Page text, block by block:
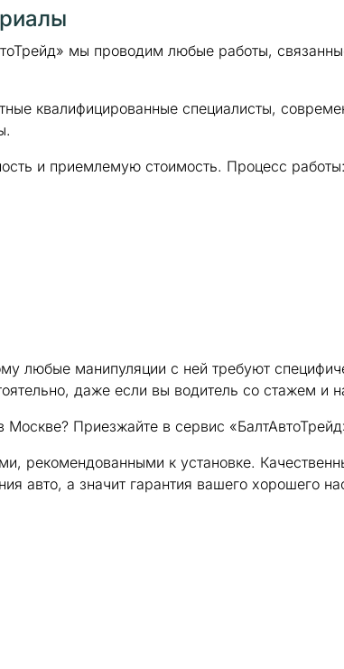
мы проводим любые работы,
квалифицированные специалисты,
и приемлемую стоимость. Процесс работы:
любые манипуляции с ней требуют
даже если вы водитель со стажем и
Приезжайте в сервис
рекомендованными к установке.
авто, а значит гарантия вашего хорошего